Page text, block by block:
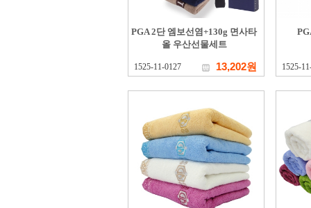
PGA 2단 엠보선염+130g 면사타
올 우산선물세트
1525-11-0127 13,202원 1525-